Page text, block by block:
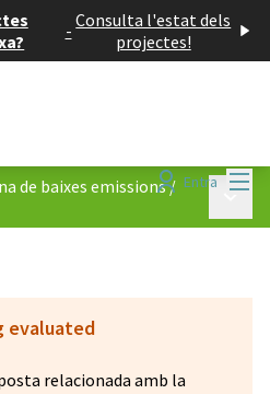
- Consulta l'estat dels
projectes!
Entra
de baixes emissions/
evaluated
relacionada amb la